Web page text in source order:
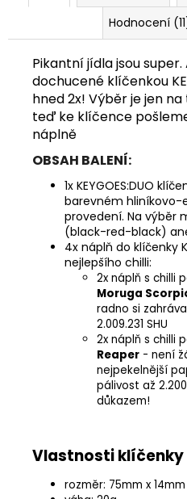
Hodnocení
Pikantní jídla jsou
dochucené klíčenkou
hned 2x! Výběr je jen
teď ke klíčence
náplně
OBSAH BALENÍ:
1x KEYGOES:DUO
barevném hliníkovo-
provedení. Na výběr
(black-red-black)
4x náplň do klíčenky
nejlepšího chilli:
2x náplň s chilli
Moruga
radno si
2.009.231 SHU
2x náplň s chilli
Reaper - není
nejpekelnější
pálivost až
důkazem!
Vlastnosti klíčenky
rozměr: 75mm x 14mm